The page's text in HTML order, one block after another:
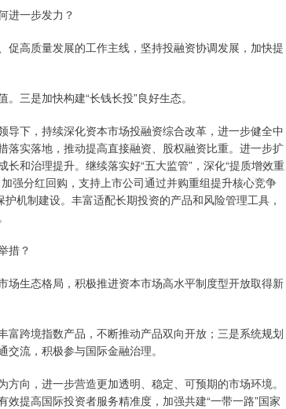
进一步发力？
高质量发展的工作主线，坚持投融资协调发展，加快提
三是加快构建“长钱长投”良好生态。
下，持续深化资本市场投融资综合改革，进一步健全中
实落地，推动提高直接融资、股权融资比重。进一步扩
和治理提升。继续落实好“五大监管”，深化“提质增效重
强分红回购，支持上市公司通过并购重组提升核心竞争
机制建设。丰富适配长期投资的产品和风险管理工具，
措？
生态格局，积极推进资本市场高水平制度型开放取得新
跨境指数产品，不断推动产品双向开放；三是系统规划
流，积极参与国际金融治理。
向，进一步营造更加透明、稳定、可预期的市场环境。
提高国际投资者服务精准度，加强共建“一带一路”国家